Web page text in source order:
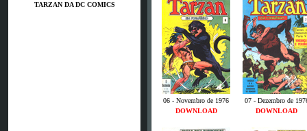
TARZAN DA DC COMICS
06 - Novembro de 1976
07 - Dezembro de
DOWNLOAD
DOWNLOAD